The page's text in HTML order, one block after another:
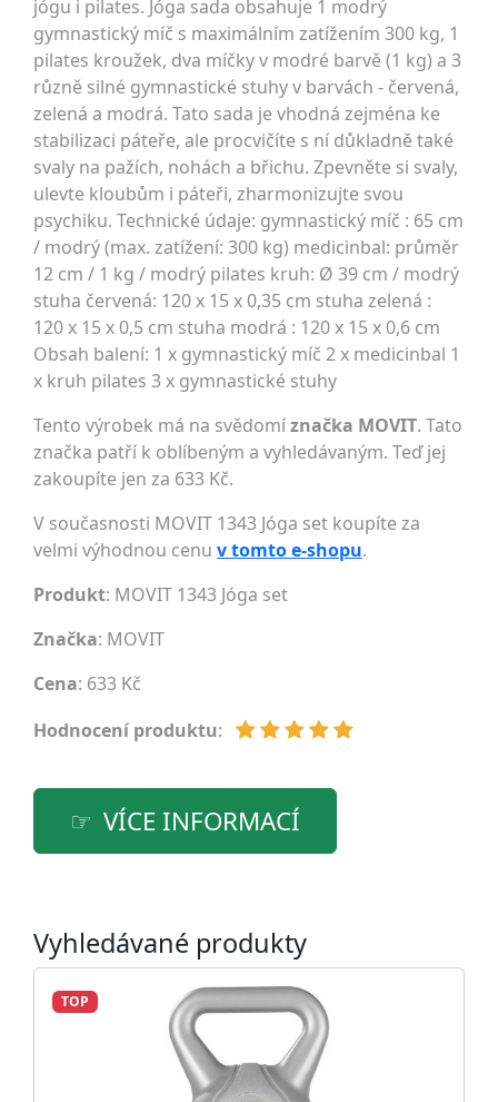
jógu i pilates. Jóga sada obsahuje 1 modrý
gymnastický míč s maximálním zatížením 300 kg, 1
pilates kroužek, dva míčky v modré barvě (1 kg) a 3
různě silné gymnastické stuhy v barvách - červená,
zelená a modrá. Tato sada je vhodná zejména ke
stabilizaci páteře, ale procvičíte s ní důkladně také
svaly na pažích, nohách a břichu. Zpevněte si svaly,
ulevte kloubům i páteři, zharmonizujte svou
psychiku. Technické údaje: gymnastický míč : 65 cm
/ modrý (max. zatížení: 300 kg) medicinbal: průměr
12 cm / 1 kg / modrý pilates kruh: Ø 39 cm / modrý
stuha červená: 120 x 15 x 0,35 cm stuha zelená :
120 x 15 x 0,5 cm stuha modrá : 120 x 15 x 0,6 cm
Obsah balení: 1 x gymnastický míč 2 x medicinbal 1
x kruh pilates 3 x gymnastické stuhy
Tento výrobek má na svědomíznačka MOVIT. Tato
značka patří k oblíbeným a vyhledávaným. Teď jej
zakoupíte jen za 633 Kč.
V současnosti MOVIT 1343 Jóga set koupíte za
velmi výhodnou cenu v tomto e-shopu.
Produkt: MOVIT 1343 Jóga set
Značka: MOVIT
Cena: 633 Kč
Hodnocení produktu:
VÍCE INFORMACÍ
Vyhledávané produkty
TOP